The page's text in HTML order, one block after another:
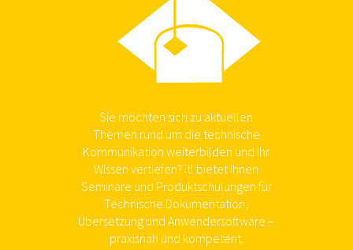
Sie möchten sich zu aktuellen
Themen rund um die technische
Kommunikation weiterbilden und Ihr
Wissen vertiefen? itl bietet Ihnen
Seminare und Produktschulungen für
Technische Dokumentation,
Übersetzung und Anwendersoftware –
praxisnah und kompetent.